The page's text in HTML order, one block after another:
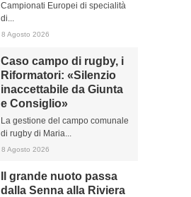
Campionati Europei di specialità
di...
8 Agosto 2026
Caso campo di rugby, i
Riformatori: «Silenzio
inaccettabile da Giunta
e Consiglio»
La gestione del campo comunale
di rugby di Maria...
8 Agosto 2026
Il grande nuoto passa
dalla Senna alla Riviera